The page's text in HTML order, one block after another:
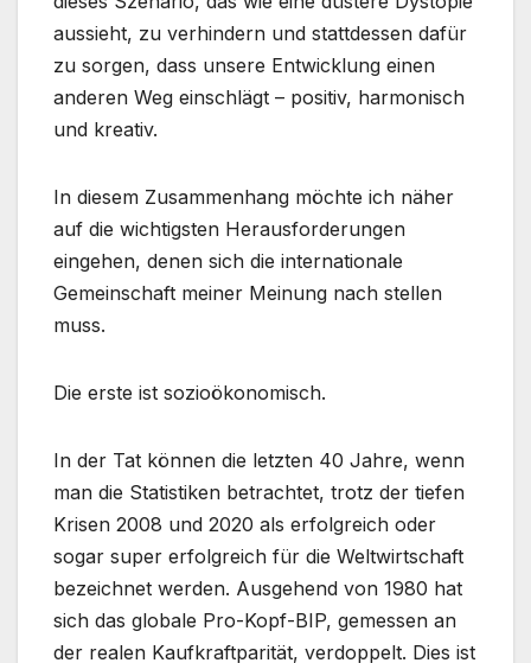
aussieht, zu verhindern und stattdessen dafür
zu sorgen, dass unsere Entwicklung einen
anderen Weg einschlägt – positiv, harmonisch
und kreativ.
In diesem Zusammenhang möchte ich näher
auf die wichtigsten Herausforderungen
eingehen, denen sich die internationale
Gemeinschaft meiner Meinung nach stellen
muss.
Die erste ist sozioökonomisch.
In der Tat können die letzten 40 Jahre, wenn
man die Statistiken betrachtet, trotz der tiefen
Krisen 2008 und 2020 als erfolgreich oder
sogar super erfolgreich für die Weltwirtschaft
bezeichnet werden. Ausgehend von 1980 hat
sich das globale Pro-Kopf-BIP, gemessen an
der realen Kaufkraftparität, verdoppelt. Dies ist